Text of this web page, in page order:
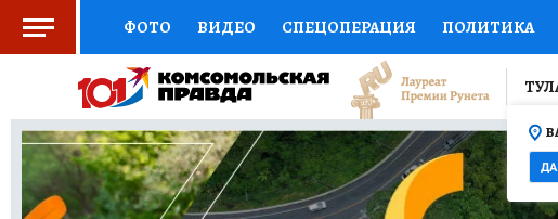
ФОТО ВИДЕО СПЕЦОПЕРАЦИЯ ПОЛИТИКА
СОЦПОДДЕРЖКА НАУКА СПОРТ
ВЫБОР ЭКСПЕРТОВ ДОКТОР ФИНАНСЫ
КНИЖНАЯ ПОЛКА ПРОГНОЗЫ НА СПОРТ
ДА